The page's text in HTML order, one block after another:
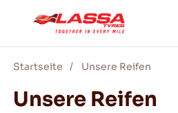
ALLE LASSA REIFEN
Startseite Unsere Reifen
Unsere Reifen